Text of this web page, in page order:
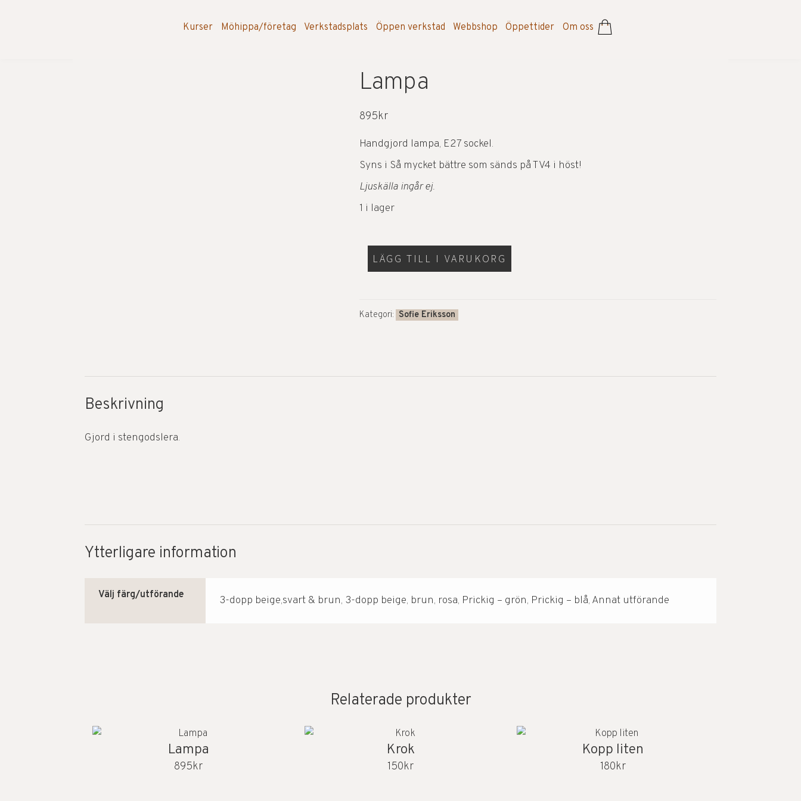
Kurser Möhippa/företag Verkstadsplats Öppen verkstad Webbshop Öppettider Om oss
Lampa
895kr
Handgjord lampa, E27 sockel.
Syns i Så mycket bättre som sänds på TV4 i höst!
Ljuskälla ingår ej.
1 i lager
LÄGG TILL I VARUKORG
Kategori: Sofie Eriksson
Beskrivning
Gjord i stengodslera.
Ytterligare information
Välj färg/utförande 3-dopp beige,svart & brun, 3-dopp beige, brun, rosa, Prickig – grön, Prickig – blå, Annat utförande
Relaterade produkter
Lampa
895kr
Krok
150kr
Kopp liten
180kr